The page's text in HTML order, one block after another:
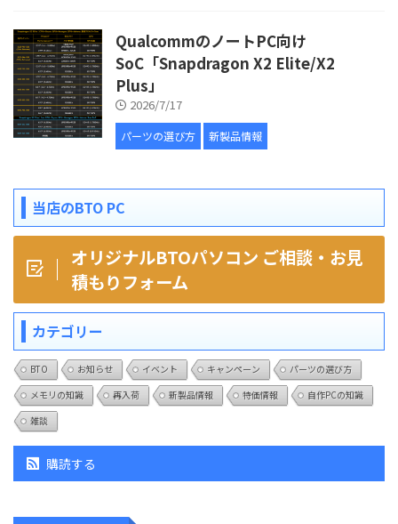
QualcommのノートPC向け
SoC「Snapdragon X2 Elite/X2
Plus」
2026/7/17
パーツの選び方 新製品情報
当店のBTO PC
オリジナルBTOパソコン ご相談・お見
積もりフォーム
カテゴリー
BTO お知らせ イベント キャンペーン
パーツの選び方
メモリの知識
再入荷 新製品情報 特価情報
自作PCの知識
雑談
購読する